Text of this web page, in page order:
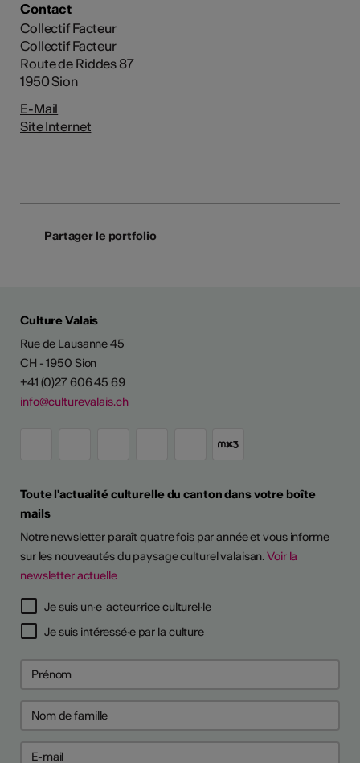
D'ARTISTES
Contact
Collectif Facteur
Collectif Facteur
Route de Riddes 87
1950 Sion
E-Mail
Site Internet
Partager le portfolio
Culture Valais
Rue de Lausanne 45
CH - 1950 Sion
+41 (0)27 606 45 69
info@culturevalais.ch
Toute l'actualité culturelle du canton dans votre boîte
mails
Notre newsletter paraît quatre fois par année et vous informe
sur les nouveautés du paysage culturel valaisan.Voir la
newsletter actuelle
Je suis un·e acteur·rice culturel·le
Je suis intéressé·e par la culture